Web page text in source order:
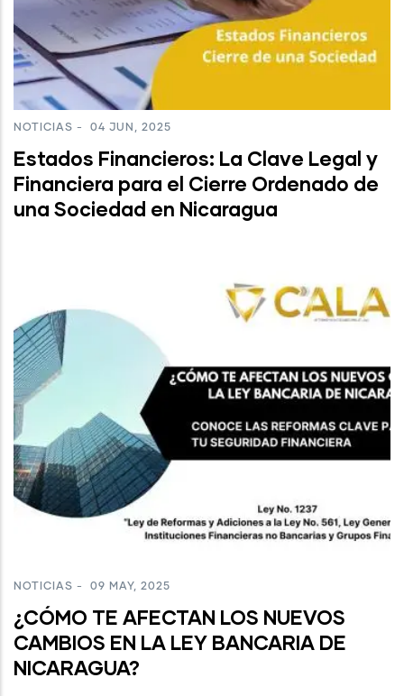
NOTICIAS - 04 JUN, 2025
Estados Financieros: La Clave Legal y
Financiera para el Cierre Ordenado de
una Sociedad en Nicaragua
NOTICIAS - 09 MAY, 2025
¿CÓMO TE AFECTAN LOS NUEVOS
CAMBIOS EN LA LEY BANCARIA DE
NICARAGUA?